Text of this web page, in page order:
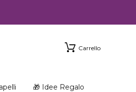
Carrello
🎁 Idee Regalo